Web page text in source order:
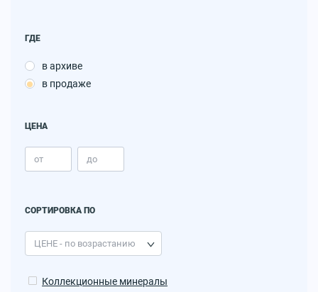
ГДЕ
в архиве
в продаже
ЦЕНА
СОРТИРОВКА ПО
Коллекционные минералы